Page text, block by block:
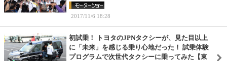
2017/11/6 18:28
初試乗！ トヨタのJPNタクシーが、見た目以上
に「未来」を感じる乗り心地だった！ 試乗体験
プログラムで次世代タクシーに乗ってみた【東